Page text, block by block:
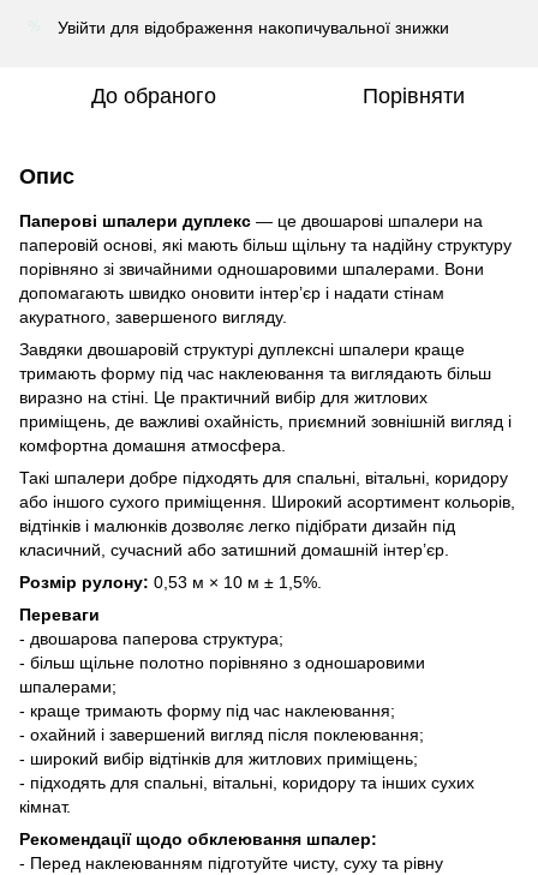
Увійти для відображення накопичувальної знижки
До обраного Порівняти
Опис
Паперові шпалери дуплекс — це двошарові шпалери на
паперовій основі, які мають більш щільну та надійну структуру
порівняно зі звичайними одношаровими шпалерами. Вони
допомагають швидко оновити інтер’єр і надати стінам
акуратного, завершеного вигляду.
Завдяки двошаровій структурі дуплексні шпалери краще
тримають форму під час наклеювання та виглядають більш
виразно на стіні. Це практичний вибір для житлових
приміщень, де важливі охайність, приємний зовнішній вигляд і
комфортна домашня атмосфера.
Такі шпалери добре підходять для спальні, вітальні, коридору
або іншого сухого приміщення. Широкий асортимент кольорів,
відтінків і малюнків дозволяє легко підібрати дизайн під
класичний, сучасний або затишний домашній інтер’єр.
Розмір рулону: 0,53 м × 10 м ± 1,5%.
Переваги
- двошарова паперова структура;
- більш щільне полотно порівняно з одношаровими
шпалерами;
- краще тримають форму під час наклеювання;
- охайний і завершений вигляд після поклеювання;
- широкий вибір відтінків для житлових приміщень;
- підходять для спальні, вітальні, коридору та інших сухих
кімнат.
Рекомендації щодо обклеювання шпалер:
- Перед наклеюванням підготуйте чисту, суху та рівну